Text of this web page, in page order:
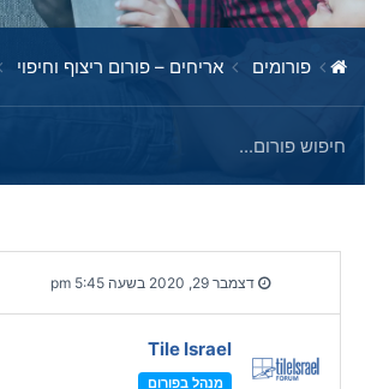
פורומים אריחים – פורום ריצוף וחיפוי
דצמבר 29, 2020 בשעה 5:45 pm
Tile Israel
מנהל בפורום